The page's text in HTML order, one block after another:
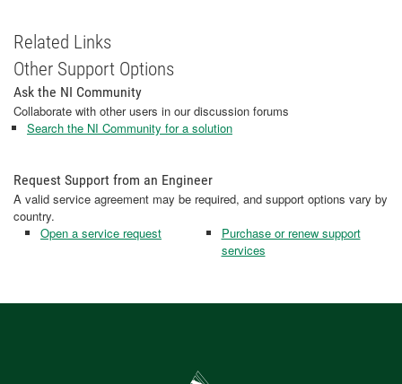
Related Links
Other Support Options
Ask the NI Community
Collaborate with other users in our discussion forums
Search the NI Community for a solution
Request Support from an Engineer
A valid service agreement may be required, and support options vary by
country.
Open a service request
Purchase or renew support
services